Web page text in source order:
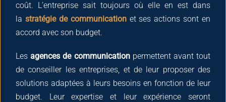
coût. L’entreprise sait toujours où elle en est dans
la stratégie de communicationet ses actions sont en
accord avec son budget.
Lesagences de communicationpermettent avant tout
de conseiller les entreprises, et de leur proposer des
solutions adaptées à leurs besoins en fonction de leur
budget. Leur expertise et leur expérience seront